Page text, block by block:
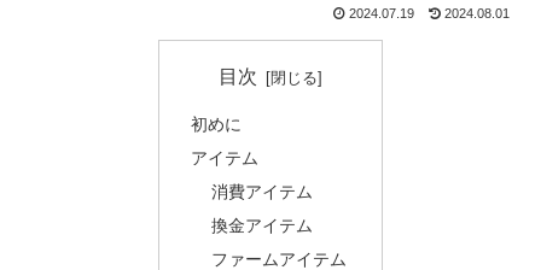
2024.07.19 2024.08.01
目次
初めに
アイテム
消費アイテム
換金アイテム
ファームアイテム